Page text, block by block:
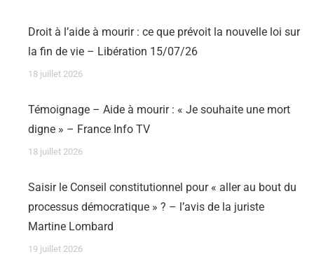
Droit à l’aide à mourir : ce que prévoit la nouvelle loi sur
la fin de vie – Libération 15/07/26
18 juillet 2026
Témoignage – Aide à mourir : « Je souhaite une mort
digne » – France Info TV
18 juillet 2026
Saisir le Conseil constitutionnel pour « aller au bout du
processus démocratique » ? – l’avis de la juriste
Martine Lombard
19 juillet 2026